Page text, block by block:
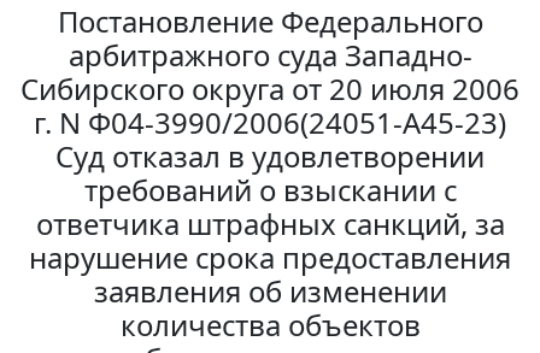
Постановление Федерального
арбитражного суда Западно-
Сибирского округа от 20 июля 2006
г. N Ф04-3990/2006(24051-А45-23)
Суд отказал в удовлетворении
требований о взыскании с
ответчика штрафных санкций, за
нарушение срока предоставления
заявления об изменении
количества объектов